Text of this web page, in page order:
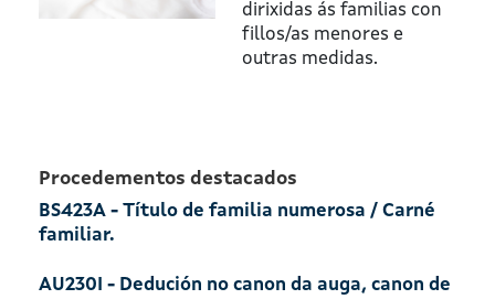
dirixidas ás familias con
fillos/as menores e
outras medidas.
Procedementos destacados
BS423A - Título de familia numerosa / Carné
familiar.
AU230I - Dedución no canon da auga, canon de